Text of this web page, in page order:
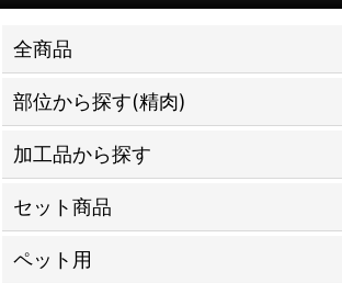
全商品
部位から探す(精肉)
加工品から探す
セット商品
ペット用